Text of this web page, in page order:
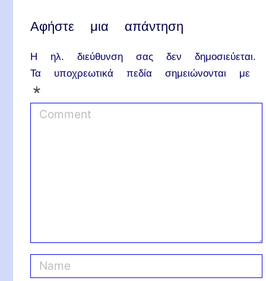
Αφήστε μια απάντηση
Η ηλ. διεύθυνση σας δεν δημοσιεύεται.
Τα υποχρεωτικά πεδία σημειώνονται με
*
a